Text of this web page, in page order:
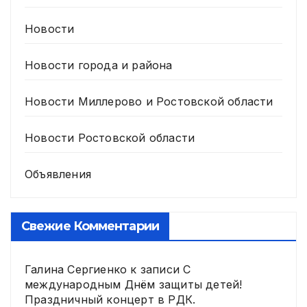
Новости
Новости города и района
Новости Миллерово и Ростовской области
Новости Ростовской области
Объявления
Свежие Комментарии
Галина Сергиенко к записиС
международным Днём защиты детей!
Праздничный концерт в РДК.